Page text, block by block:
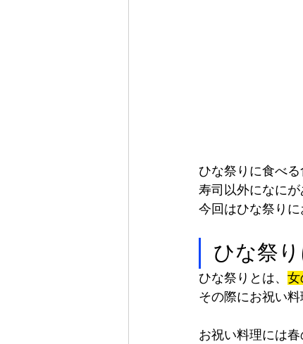
ひな祭りに食べ
寿司以外になに
今回はひな祭りに
ひな祭
ひな祭りとは、 女
その際にお祝い料
お祝い料理には